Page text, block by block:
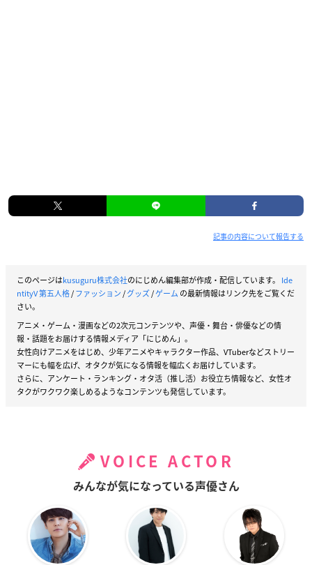
記事の内容について報告する
このページはkusuguru株式会社のにじめん編集部が作成・配信しています。 Ide
ntityV 第五人格/ファッション/グッズ/ゲーム の最新情報はリンク先をご覧くだ
さい。
アニメ・ゲーム・漫画などの2次元コンテンツや、声優・舞台・俳優などの情
報・話題をお届けする情報メディア「にじめん」。
女性向けアニメをはじめ、少年アニメやキャラクター作品、VTuberなどストリー
マーにも幅を広げ、オタクが気になる情報を幅広くお届けしています。
さらに、アンケート・ランキング・オタ活（推し活）お役立ち情報など、女性オ
タクがワクワク楽しめるようなコンテンツも発信しています。
VOICE ACTOR
みんなが気になっている声優さん